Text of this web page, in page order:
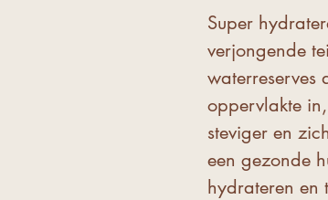
Super
verjongende
waterreserves
oppervlakte
steviger en
een gezonde
hydrateren en